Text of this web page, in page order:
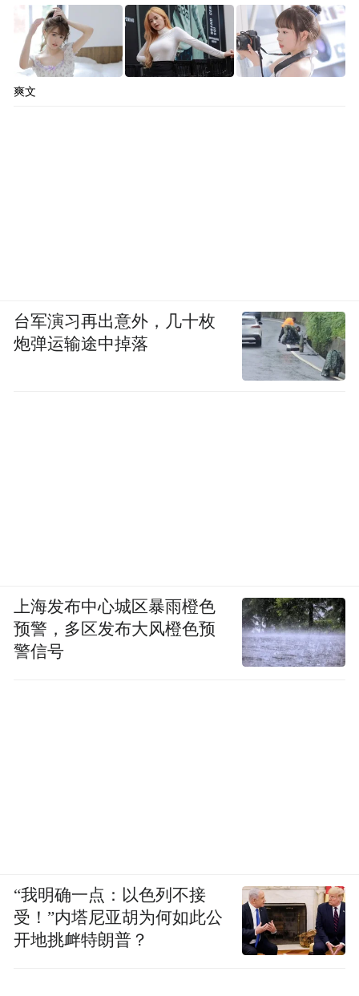
爽文
台军演习再出意外，几十枚
炮弹运输途中掉落
上海发布中心城区暴雨橙色
预警，多区发布大风橙色预
警信号
“我明确一点：以色列不接
受！”内塔尼亚胡为何如此公
开地挑衅特朗普？